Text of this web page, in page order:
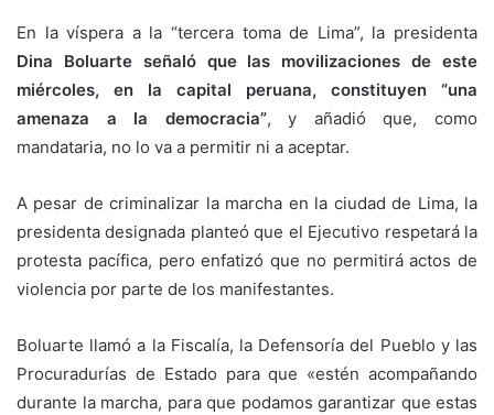
En la víspera a la “tercera toma de Lima”, la presidenta
Dina Boluarte señaló que las movilizaciones de este
miércoles, en la capital peruana, constituyen “una
amenaza a la democracia”, y añadió que, como
mandataria, no lo va a permitir ni a aceptar.
A pesar de criminalizar la marcha en la ciudad de Lima, la
presidenta designada planteó que el Ejecutivo respetará la
protesta pacífica, pero enfatizó que no permitirá actos de
violencia por parte de los manifestantes.
Boluarte llamó a la Fiscalía, la Defensoría del Pueblo y las
Procuradurías de Estado para que «estén acompañando
durante la marcha, para que podamos garantizar que estas